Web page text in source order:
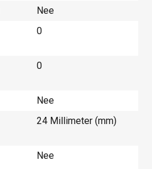
Nee
0
0
Nee
24 Millimeter (mm)
Nee